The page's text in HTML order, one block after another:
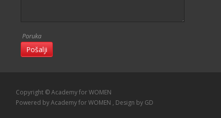
Poruka
Pošalji
Copyright © Academy for WOMEN
Powered by Academy for WOMEN , Design by GD